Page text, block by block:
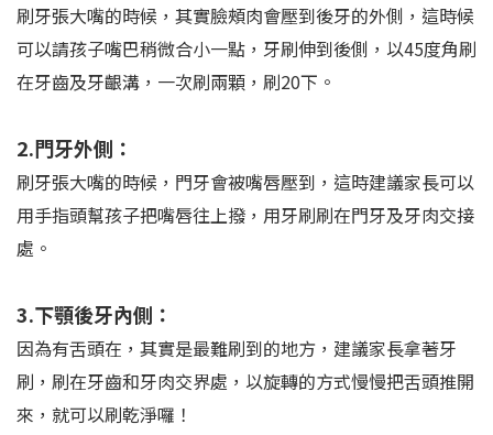
刷牙張大嘴的時候，其實臉頰肉會壓到後牙的外側，這時候
可以請孩子嘴巴稍微合小一點，牙刷伸到後側，以45度角刷
在牙齒及牙齦溝，一次刷兩顆，刷20下。
2.門牙外側：
刷牙張大嘴的時候，門牙會被嘴唇壓到，這時建議家長可以
用手指頭幫孩子把嘴唇往上撥，用牙刷刷在門牙及牙肉交接
處。
3.下顎後牙內側：
因為有舌頭在，其實是最難刷到的地方，建議家長拿著牙
刷，刷在牙齒和牙肉交界處，以旋轉的方式慢慢把舌頭推開
來，就可以刷乾淨囉！